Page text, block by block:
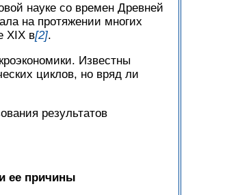
науке со времен Древней
на протяжении многих
XIX в[2].
Известны
циклов, но вряд ли
результатов
ее причины